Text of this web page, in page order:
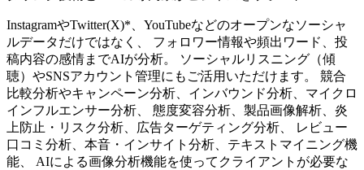
InstagramやTwitter(X)*、YouTubeなどのオープンなソーシャ
ルデータだけではなく、 フォロワー情報や頻出ワード、投
稿内容の感情までAIが分析。 ソーシャルリスニング（傾
聴）やSNSアカウント管理にもご活用いただけます。 競合
比較分析やキャンペーン分析、インバウンド分析、マイクロ
インフルエンサー分析、 態度変容分析、製品画像解析、炎
上防止・リスク分析、広告ターゲティング分析、 レビュー
口コミ分析、本音・インサイト分析、テキストマイニング機
能、 AIによる画像分析機能を使ってクライアントが必要な